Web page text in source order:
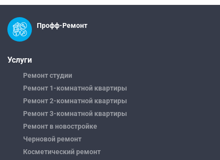
Профф-Ремонт
Услуги
Ремонт студии
Ремонт 1-комнатной квартиры
Ремонт 2-комнатной квартиры
Ремонт 3-комнатной квартиры
Ремонт в новостройке
Черновой ремонт
Косметический ремонт